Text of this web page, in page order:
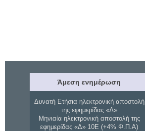
Άμεση ενημέρωση
Δυνατή Ετήσια ηλεκτρονική αποστολή
της εφημερίδας «Δ»
Μηνιαία ηλεκτρονική αποστολή της
εφημερίδας «Δ» 10Ε (+4% Φ.Π.Α)